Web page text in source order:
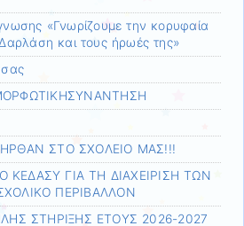
«Γνωρίζουμε την κορυφαία
και τους ήρωές της»
ΗΡΘΑΝ ΣΤΟ ΣΧΟΛΕΙΟ ΜΑΣ!!!
ΓΙΑ ΤΗ ΔΙΑΧΕΙΡΙΣΗ ΤΩΝ
ΠΕΡΙΒΑΛΛΟΝ
ΣΤΗΡΙΞΗΣ ΕΤΟΥΣ 2026-2027